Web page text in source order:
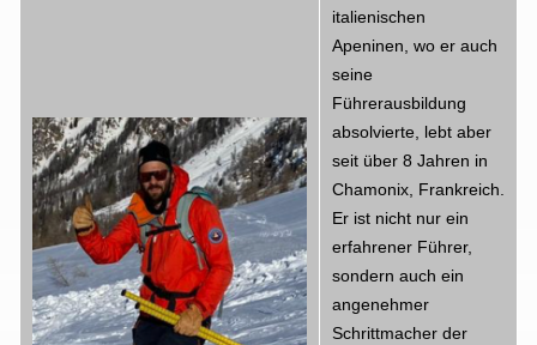
italienischen
Apeninen, wo er auch
seine
Führerausbildung
absolvierte, lebt aber
seit über 8 Jahren in
Chamonix, Frankreich.
Er ist nicht nur ein
erfahrener Führer,
sondern auch ein
angenehmer
Schrittmacher der